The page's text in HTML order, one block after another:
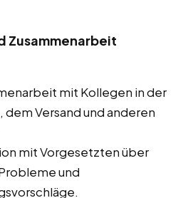
Zusammenarbeit
mit Kollegen in der
Versand und anderen
mit Vorgesetzten über
und